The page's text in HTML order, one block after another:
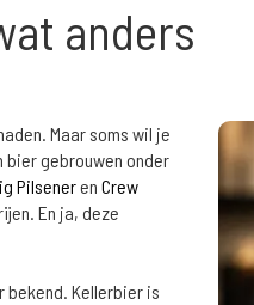
anders
Maar soms wil je
bier gebrouwen onder
Pilseneren Crew
En ja, deze
bekend. Kellerbier is